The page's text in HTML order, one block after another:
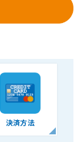
決済方法